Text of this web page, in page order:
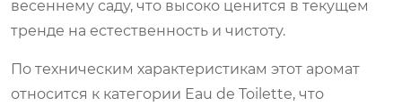
весеннему саду, что высоко ценится в текущем
тренде на естественность и чистоту.
По техническим характеристикам этот аромат
относится к категории Eau de Toilette, что